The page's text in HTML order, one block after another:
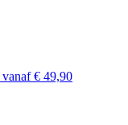
vanaf € 49,90